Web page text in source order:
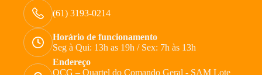
(61) 3193-0214
Horário de funcionamento
Seg à Qui: 13h as 19h / Sex: 7h às 13h
Endereço
QCG – Quartel do Comando Geral - SAM Lote